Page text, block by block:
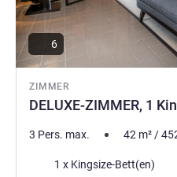
ZIMMER
DELUXE-ZIMMER, 1
6
3 Pers. max. 42 m²/
Bettwäsche
1 x Kingsize-Bett(en)